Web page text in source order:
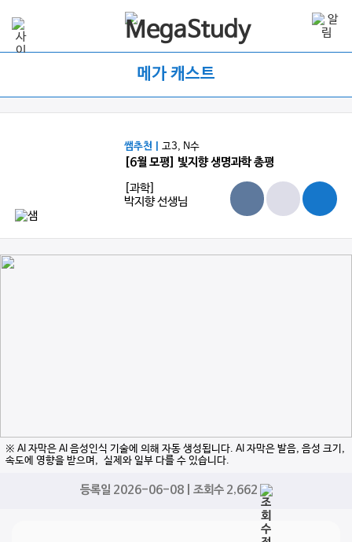
메가 캐스트
쌤추천 |고3, N수
[6월 모평] 빛지향 생명과학 총평
[과학]
박지향 선생님
※ AI 자막은 AI 음성인식 기술에 의해 자동 생성됩니다. AI 자막은 발음, 음성 크기,
속도에 영향을 받으며, 실제와 일부 다를 수 있습니다.
등록일 2026-06-08 | 조회수 2,662